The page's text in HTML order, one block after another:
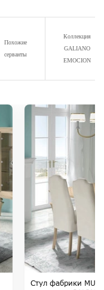
Похожие
серванты
Коллекция
GALIANO
EMOCION
Стул фабрики